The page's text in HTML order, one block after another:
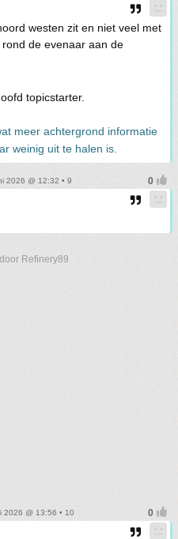
westen zit en niet veel met
de evenaar aan de
topicstarter.
meer achtergrond informatie
weinig uit te halen is.
2026 @ 12:32 • 9
Refinery89
2026 @ 13:56 • 10